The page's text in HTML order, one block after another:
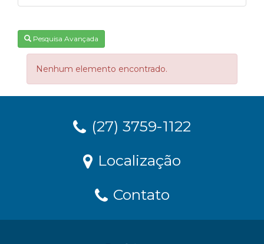
Pesquisa Avançada
Nenhum elemento encontrado.
(27) 3759-1122
Localização
Contato